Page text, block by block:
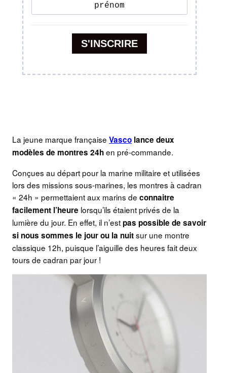
La jeune marque française Vasco lance deux
modèles de montres 24hen pré-commande.
Conçues au départ pour la marine militaire et utilisées
lors des missions sous-marines, les montres à cadran
« 24h » permettaient aux marins de connaitre
facilement l’heure lorsqu’ils étaient privés de la
lumière du jour. En effet, il n’estpas possible de savoir
si nous sommes le jour ou la nuitsur une montre
classique 12h, puisque l’aiguille des heures fait deux
tours de cadran par jour !